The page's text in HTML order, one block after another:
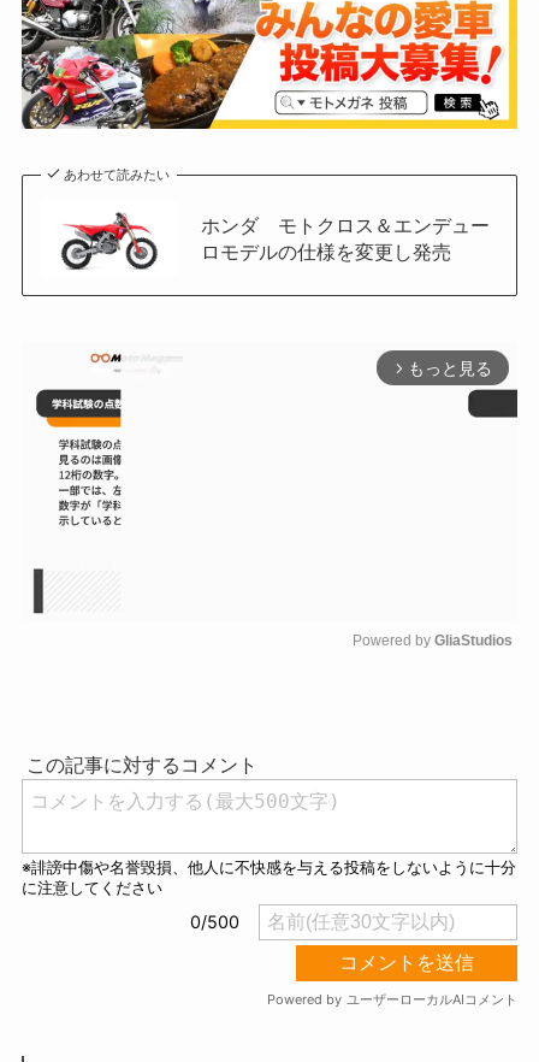
あわせて読みたい
ホンダ モトクロス＆エンデュー
ロモデルの仕様を変更し発売
arrow_forward_ios もっと見る
Powered by GliaStudios